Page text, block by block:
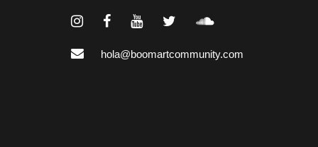
hola@boomartcommunity.com